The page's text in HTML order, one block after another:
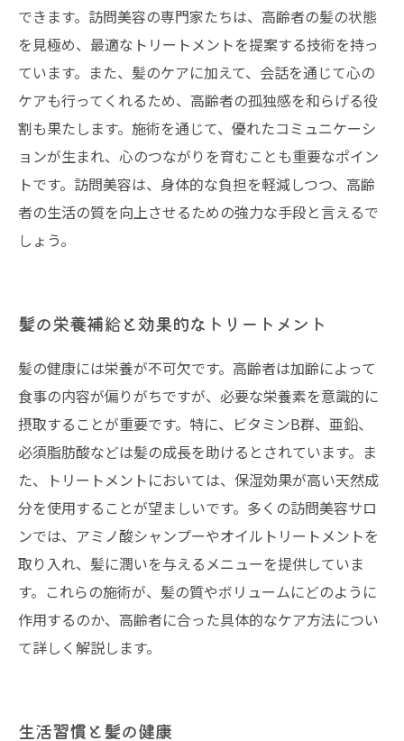
できます。訪問美容の専門家たちは、高齢者の髪の状態
を見極め、最適なトリートメントを提案する技術を持っ
ています。また、髪のケアに加えて、会話を通じて心の
ケアも行ってくれるため、高齢者の孤独感を和らげる役
割も果たします。施術を通じて、優れたコミュニケーシ
ョンが生まれ、心のつながりを育むことも重要なポイン
トです。訪問美容は、身体的な負担を軽減しつつ、高齢
者の生活の質を向上させるための強力な手段と言えるで
しょう。
髪の栄養補給と効果的なトリートメント
髪の健康には栄養が不可欠です。高齢者は加齢によって
食事の内容が偏りがちですが、必要な栄養素を意識的に
摂取することが重要です。特に、ビタミンB群、亜鉛、
必須脂肪酸などは髪の成長を助けるとされています。ま
た、トリートメントにおいては、保湿効果が高い天然成
分を使用することが望ましいです。多くの訪問美容サロ
ンでは、アミノ酸シャンプーやオイルトリートメントを
取り入れ、髪に潤いを与えるメニューを提供していま
す。これらの施術が、髪の質やボリュームにどのように
作用するのか、高齢者に合った具体的なケア方法につい
て詳しく解説します。
生活習慣と髪の健康